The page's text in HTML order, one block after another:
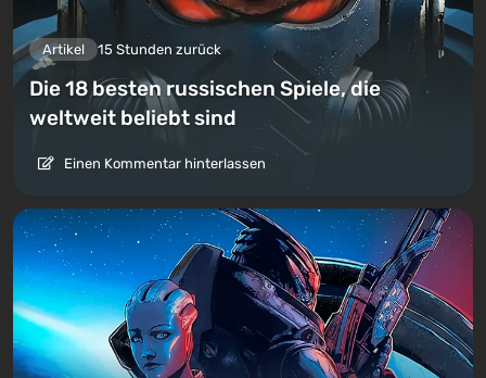
Artikel 15 Stunden zurück
Die 18 besten russischen Spiele, die
weltweit beliebt sind
Einen Kommentar hinterlassen